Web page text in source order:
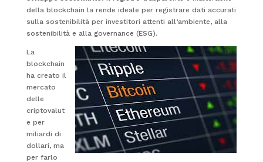
della blockchain la rende ideale per registrare dati accurati
sulla sostenibilità per investitori attenti all’ambiente, alla
sostenibilità e alla governance (ESG).
La
blockchain
ha creato il
mercato
delle
criptovalut
e per
miliardi di
dollari, ma
per farlo